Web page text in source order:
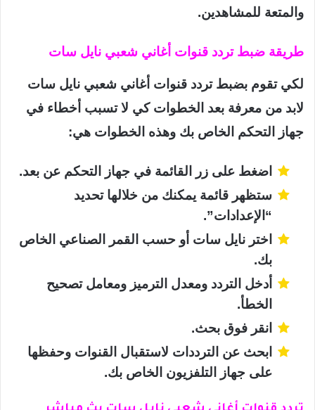
والمتعة للمشاهدين.
طريقة ضبط تردد قنوات أغاني شعبي نايل سات
لكي تقوم بضبط تردد قنوات أغاني شعبي نايل سات
لابد من معرفة بعد الخطوات كي لا تسبب أخطاء في
جهاز التحكم الخاص بك وهذه الخطوات هي:
اضغط على زر القائمة في جهاز التحكم عن بعد.
ستظهر قائمة يمكنك من خلالها تحديد
“الإعدادات”.
اختر نايل سات أو حسب القمر الصناعي الخاص
بك.
أدخل التردد ومعدل الترميز ومعامل تصحيح
الخطأ.
انقر فوق بحث.
ابحث عن الترددات لاستقبال القنوات وحفظها
على جهاز التلفزيون الخاص بك.